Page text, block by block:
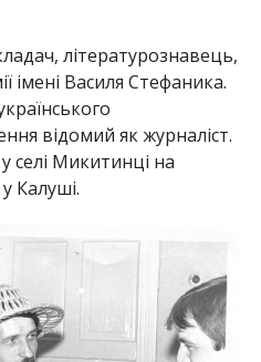
літературознавець,
імені Василя Стефаника.
відомий як журналіст.
селі Микитинці на
Калуші.